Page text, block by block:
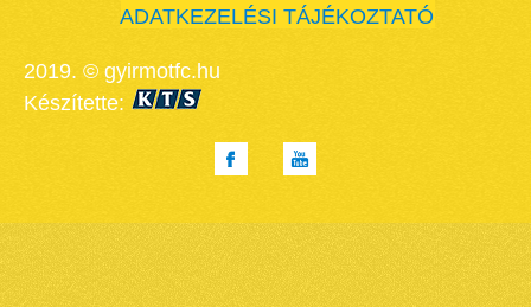
ADATKEZELÉSI TÁJÉKOZTATÓ
2019. © gyirmotfc.hu
Készítette: